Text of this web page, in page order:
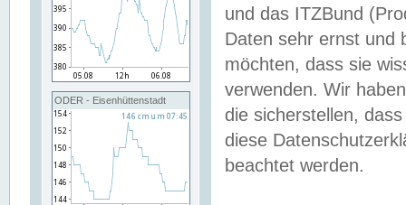
ODER - Eisenhüttenstadt
und das ITZBund
Daten sehr ernst und
möchten, dass sie
verwenden. Wir
die sicherstellen,
diese
beachtet werden.